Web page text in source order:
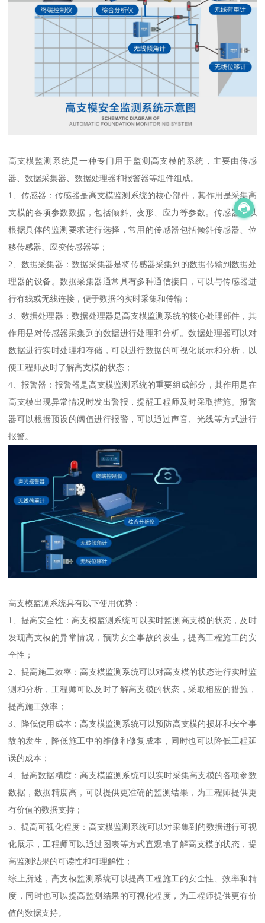
高支模监测系统是一种专门用于监测高支模的系统，主要由传感
器、数据采集器、数据处理器和报警器等组件组成。
1、传感器：传感器是高支模监测系统的核心部件，其作用是采集高
支模的各项参数数据，包括倾斜、变形、应力等参数。传感器可以
根据具体的监测要求进行选择，常用的传感器包括倾斜传感器、位
移传感器、应变传感器等；
2、数据采集器：数据采集器是将传感器采集到的数据传输到数据处
理器的设备。数据采集器通常具有多种通信接口，可以与传感器进
行有线或无线连接，便于数据的实时采集和传输；
3、数据处理器：数据处理器是高支模监测系统的核心处理部件，其
作用是对传感器采集到的数据进行处理和分析。数据处理器可以对
数据进行实时处理和存储，可以进行数据的可视化展示和分析，以
便工程师及时了解高支模的状态；
4、报警器：报警器是高支模监测系统的重要组成部分，其作用是在
高支模出现异常情况时发出警报，提醒工程师及时采取措施。报警
器可以根据预设的阈值进行报警，可以通过声音、光线等方式进行
报警。
高支模监测系统具有以下使用优势：
1、提高安全性：高支模监测系统可以实时监测高支模的状态，及时
发现高支模的异常情况，预防安全事故的发生，提高工程施工的安
全性；
2、提高施工效率：高支模监测系统可以对高支模的状态进行实时监
测和分析，工程师可以及时了解高支模的状态，采取相应的措施，
提高施工效率；
3、降低使用成本：高支模监测系统可以预防高支模的损坏和安全事
故的发生，降低施工中的维修和修复成本，同时也可以降低工程延
误的成本；
4、提高数据精度：高支模监测系统可以实时采集高支模的各项参数
数据，数据精度高，可以提供更准确的监测结果，为工程师提供更
有价值的数据支持；
5、提高可视化程度：高支模监测系统可以对采集到的数据进行可视
化展示，工程师可以通过图表等方式直观地了解高支模的状态，提
高监测结果的可读性和可理解性；
综上所述，高支模监测系统可以提高工程施工的安全性、效率和精
度，同时也可以提高监测结果的可视化程度，为工程师提供更有价
值的数据支持。